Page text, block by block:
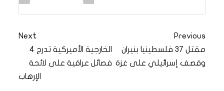
Previous
مقتل 37 فلسطينيا بنيران
وقصف إسرائيلي على غزة
Next
الخارجية الأميركية تدرج 4
فصائل عراقية على لائحة
الإرهاب